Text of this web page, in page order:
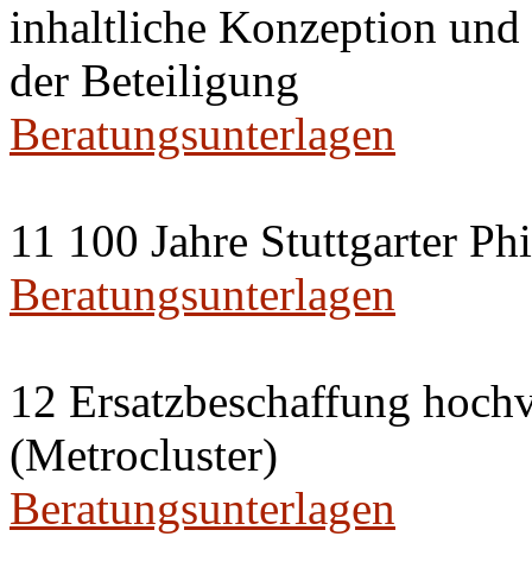
inhaltliche Konzeption
der Beteiligung
Beratungsunterlagen
11 100 Jahre Stuttgarter
Beratungsunterlagen
12 Ersatzbeschaffung
(Metrocluster)
Beratungsunterlagen